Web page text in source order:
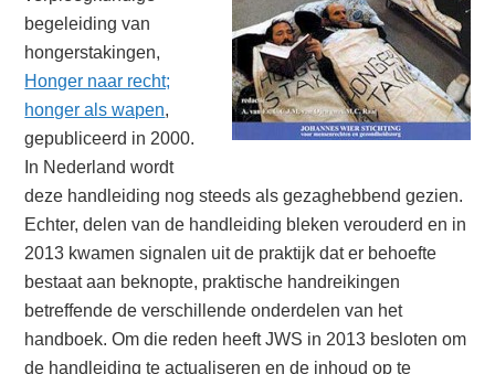
begeleiding van
hongerstakingen,
Honger naar recht;
honger als wapen,
gepubliceerd in 2000.
In Nederland wordt
deze handleiding nog steeds als gezaghebbend gezien.
Echter, delen van de handleiding bleken verouderd en in
2013 kwamen signalen uit de praktijk dat er behoefte
bestaat aan beknopte, praktische handreikingen
betreffende de verschillende onderdelen van het
handboek. Om die reden heeft JWS in 2013 besloten om
de handleiding te actualiseren en de inhoud op te